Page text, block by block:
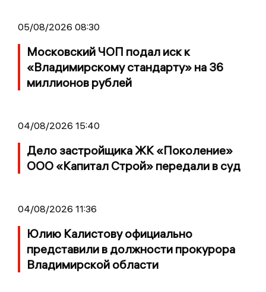
05/08/2026 08:30
Московский ЧОП подал иск к
«Владимирскому стандарту» на 36
миллионов рублей
04/08/2026 15:40
Дело застройщика ЖК «Поколение»
ООО «Капитал Строй» передали в суд
04/08/2026 11:36
Юлию Калистову официально
представили в должности прокурора
Владимирской области